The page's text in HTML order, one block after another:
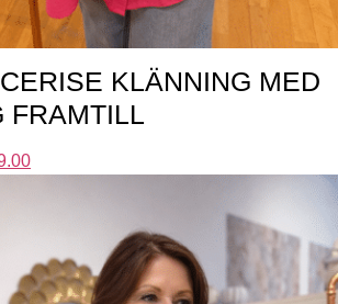
KLÄNNING MED
FRAMTILL